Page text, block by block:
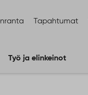
Tapahtumat
Työ ja elinkeinot